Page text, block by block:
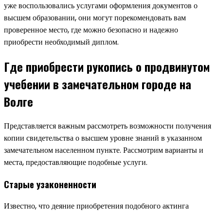
уже воспользовались услугами оформления документов о
высшем образовании, они могут порекомендовать вам
проверенное место, где можно безопасно и надежно
приобрести необходимый диплом.
Где приобрести рукопись о продвинутом
учебении в замечательном городе на
Волге
Представляется важным рассмотреть возможности получения
копии свидетельства о высшем уровне знаний в указанном
замечательном населенном пункте. Рассмотрим варианты и
места, предоставляющие подобные услуги.
Старые узаконенности
Известно, что деяние приобретения подобного актинга